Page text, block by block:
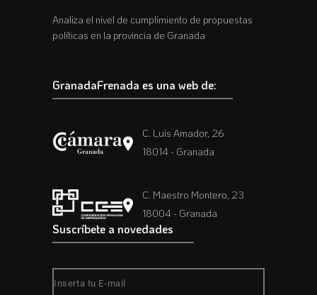
Analiza el nivel de cumplimiento de propuestas
políticas en la provincia de Granada
GranadaFrenada es una web de:
C. Luis Amador, 26
18014 - Granada
C. Maestro Montero, 23
18004 - Granada
Suscríbete a novedades